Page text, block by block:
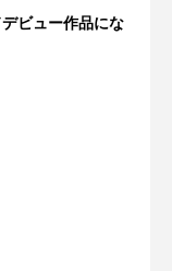
デビュー作品にな